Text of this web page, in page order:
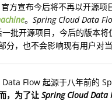
方宣布今后将不再以开源项
。 Spring Cloud Data
批开源项目，今后的版本将
分，也不会影响现有用户对
Flow 起源于八年前的
，为了让 Spring Cloud Data